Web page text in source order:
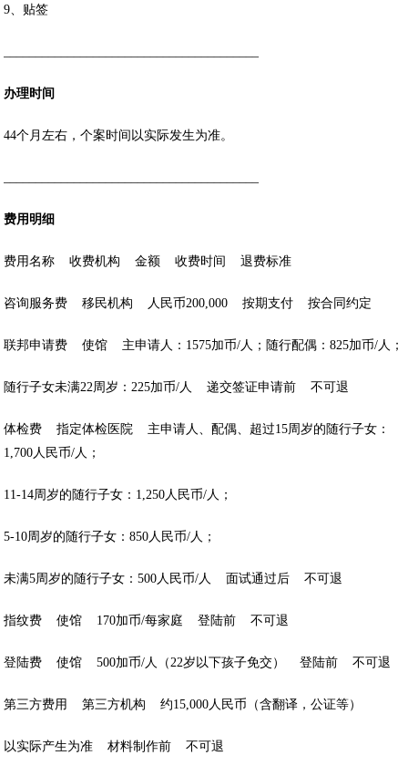
9、贴签
办理时间
44个月左右，个案时间以实际发生为准。
费用明细
费用名称 收费机构 金额 收费时间 退费标准
咨询服务费 移民机构 人民币200,000 按期支付 按合同约定
联邦申请费 使馆 主申请人：1575加币/人；随行配偶：825加币/人；
随行子女未满22周岁：225加币/人 递交签证申请前 不可退
体检费 指定体检医院 主申请人、配偶、超过15周岁的随行子女：
1,700人民币/人；
11-14周岁的随行子女：1,250人民币/人；
5-10周岁的随行子女：850人民币/人；
未满5周岁的随行子女：500人民币/人 面试通过后 不可退
指纹费 使馆 170加币/每家庭 登陆前 不可退
登陆费 使馆 500加币/人（22岁以下孩子免交） 登陆前 不可退
第三方费用 第三方机构 约15,000人民币（含翻译，公证等）
以实际产生为准 材料制作前 不可退